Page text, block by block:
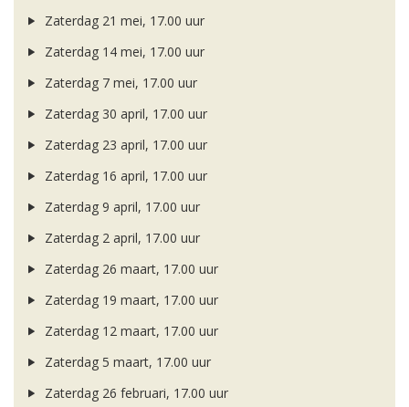
Zaterdag 21 mei, 17.00 uur
Zaterdag 14 mei, 17.00 uur
Zaterdag 7 mei, 17.00 uur
Zaterdag 30 april, 17.00 uur
Zaterdag 23 april, 17.00 uur
Zaterdag 16 april, 17.00 uur
Zaterdag 9 april, 17.00 uur
Zaterdag 2 april, 17.00 uur
Zaterdag 26 maart, 17.00 uur
Zaterdag 19 maart, 17.00 uur
Zaterdag 12 maart, 17.00 uur
Zaterdag 5 maart, 17.00 uur
Zaterdag 26 februari, 17.00 uur